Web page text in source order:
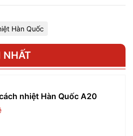
Hàn Quốc
NHẤT
nhiệt Hàn Quốc A20